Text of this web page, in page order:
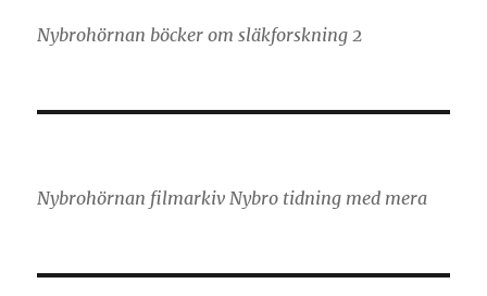
Nybrohörnan böcker om släkforskning 2
Nybrohörnan filmarkiv Nybro tidning med mera